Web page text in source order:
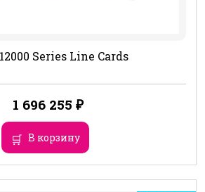
Series Line Cards
1 696 255 ₽
В корзину